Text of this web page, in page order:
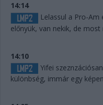
14:14
Lelassul a Pro-Am
előnyük, van nekik, de
14:10
Yifei
különbség, immár egy